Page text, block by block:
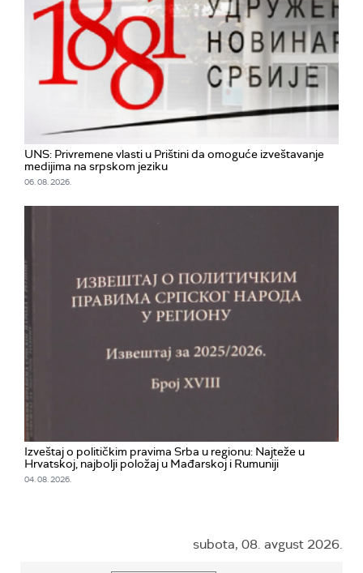
UNS: Privremene vlasti u Prištini da omoguće izveštavanje
medijima na srpskom jeziku
06. 08. 2026.
Izveštaj o političkim pravima Srba u regionu: Najteže u
Hrvatskoj, najbolji položaj u Mađarskoj i Rumuniji
04. 08. 2026.
subota, 08. avgust 2026.